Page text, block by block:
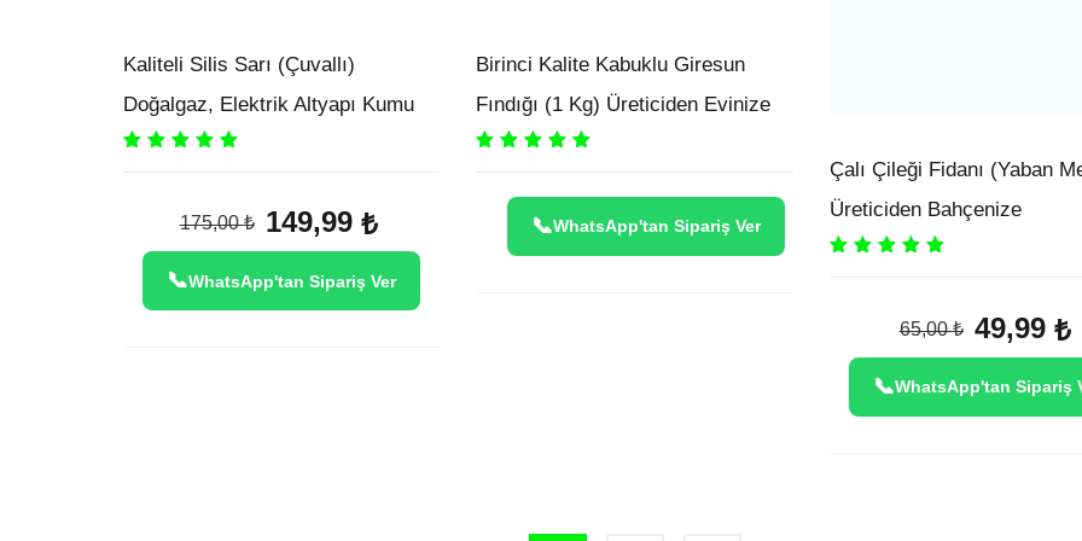
Kaliteli Silis Sarı (Çuvallı)
Doğalgaz, Elektrik Altyapı Kumu
175,00₺
Original
price
175,00 ₺.
149,99 ₺price
149,99 ₺.
WhatsApp'tan Sipariş Ver
Birinci Kalite Kabuklu Giresun
Fındığı (1 Kg) Üreticiden Evinize
WhatsApp'tan Sipariş Ver
Çalı Çileği Fidanı (Yaban
Üreticiden Bahçenize
65,00₺
Original
price
65,00 ₺.
49,99 ₺
WhatsApp'tan Sipariş